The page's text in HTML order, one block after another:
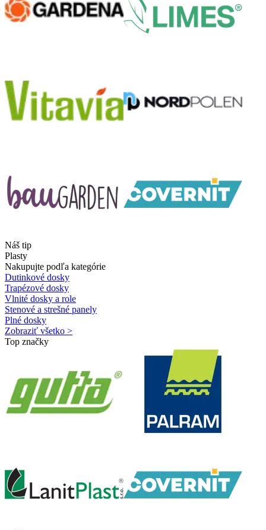
Náš tip
Plasty
Nakupujte podľa kategórie
Dutinkové dosky
Trapézové dosky
Vlnité dosky a role
Stenové a strešné panely
Plné dosky
Zobraziť všetko >
Top značky